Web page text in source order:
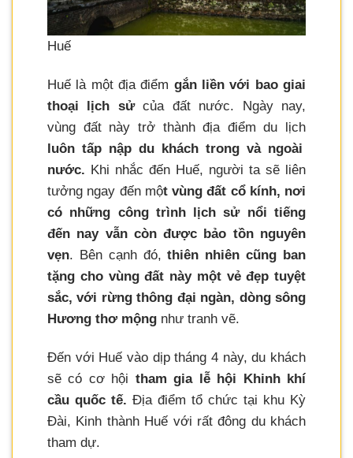
Huế
Huế là một địa điểm gắn liền với bao giai
thoại lịch sửcủa đất nước. Ngày nay,
vùng đất này trở thành địa điểm du lịch
luôn tấp nập du khách trong và ngoài
nước. Khi nhắc đến Huế, người ta sẽ liên
tưởng ngay đến một vùng đất cổ kính, nơi
có những công trình lịch sử nổi tiếng
đến nay vẫn còn được bảo tồn nguyên
vẹn. Bên cạnh đó,thiên nhiên cũng ban
tặng cho vùng đất này một vẻ đẹp tuyệt
sắc, với rừng thông đại ngàn, dòng sông
Hương thơ mộng như tranh vẽ.
Đến với Huế vào dịp tháng 4 này, du khách
sẽ có cơ hội tham gia lễ hội Khinh khí
cầu quốc tế. Địa điểm tổ chức tại khu Kỳ
Đài, Kinh thành Huế với rất đông du khách
tham dự.